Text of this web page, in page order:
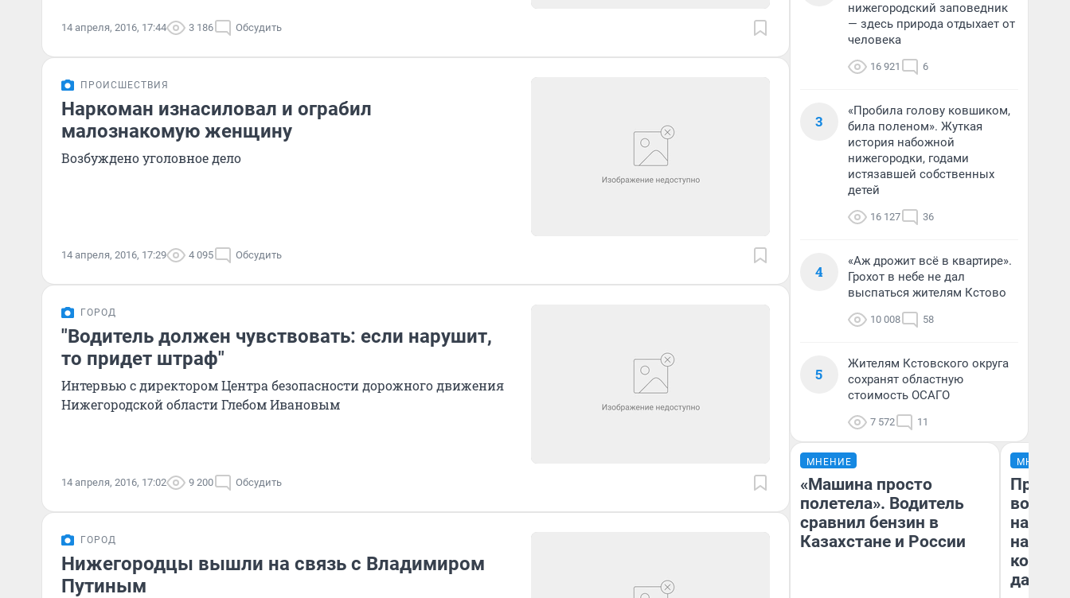
14 апреля, 2016, 17:44 3 186 Обсудить
ПРОИСШЕСТВИЯ
Наркоман изнасиловал и ограбил
малознакомую женщину
Возбуждено уголовное дело
14 апреля, 2016, 17:29 4 095 Обсудить
ГОРОД
"Водитель должен чувствовать: если нарушит,
то придет штраф"
Интервью с директором Центра безопасности дорожного движения
Нижегородской области Глебом Ивановым
14 апреля, 2016, 17:02 9 200 Обсудить
ГОРОД
Нижегородцы вышли на связь с Владимиром
Путиным
нижегородский заповедник
— здесь природа отдыхает от
человека
16 921 6
3
«Пробила голову ковшиком,
била поленом». Жуткая
история набожной
нижегородки, годами
истязавшей собственных
детей
16 127 36
4
«Аж дрожит всё в квартире».
Грохот в небе не дал
выспаться жителям Кстово
10 008 58
5
Жителям Кстовского округа
сохранят областную
стоимость ОСАГО
7 572 11
МНЕНИЕ
«Машина просто
полетела». Водитель
сравнил бензин в
Казахстане и России
МНЕНИЕ
нам
даже